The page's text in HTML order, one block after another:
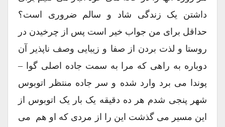
داشتن یک زندگی شاد و سالم ضروری است؟
حداقل برای من جواب خیر است پس از چرخیدن در
روستا و لذت بردن از صفا و زیبایی وصف ناپذیر آن
دوباره به راهی که مرا به سمت جاده اصلی گوا –
پوندا می برد وارد شده و سر جاده منتظر اتوبوس
شهر پنجی شدم هر ده دقیقه یک بار یک اتوبوس از
این مسیر می گذشت این را از مردی که او هم می